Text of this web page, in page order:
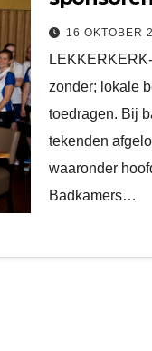
16 OKTOBER
zonder; lokale
toedragen. Bij
tekenden
waaronder
Badkamers…